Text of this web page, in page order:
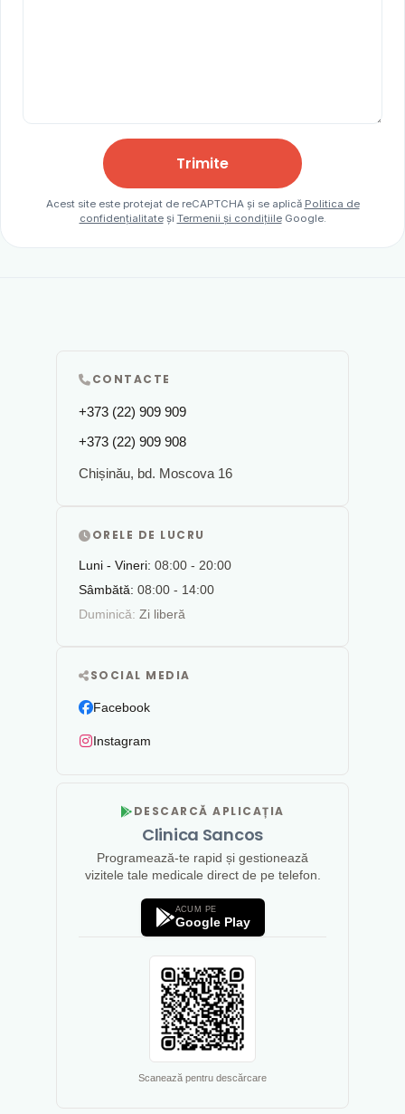
Trimite
Acest site este protejat de reCAPTCHA și se aplică Politica de
confidențialitateși Termenii și condițiileGoogle.
CONTACTE
+373 (22) 909 909
+373 (22) 909 908
Chișinău, bd. Moscova 16
ORELE DE LUCRU
Luni - Vineri: 08:00 - 20:00
Sâmbătă: 08:00 - 14:00
Duminică: Zi liberă
SOCIAL MEDIA
Facebook
Instagram
DESCARCĂ APLICAȚIA
Clinica Sancos
Programează-te rapid și gestionează
vizitele tale medicale direct de pe telefon.
ACUM PE
Google Play
Scanează pentru descărcare